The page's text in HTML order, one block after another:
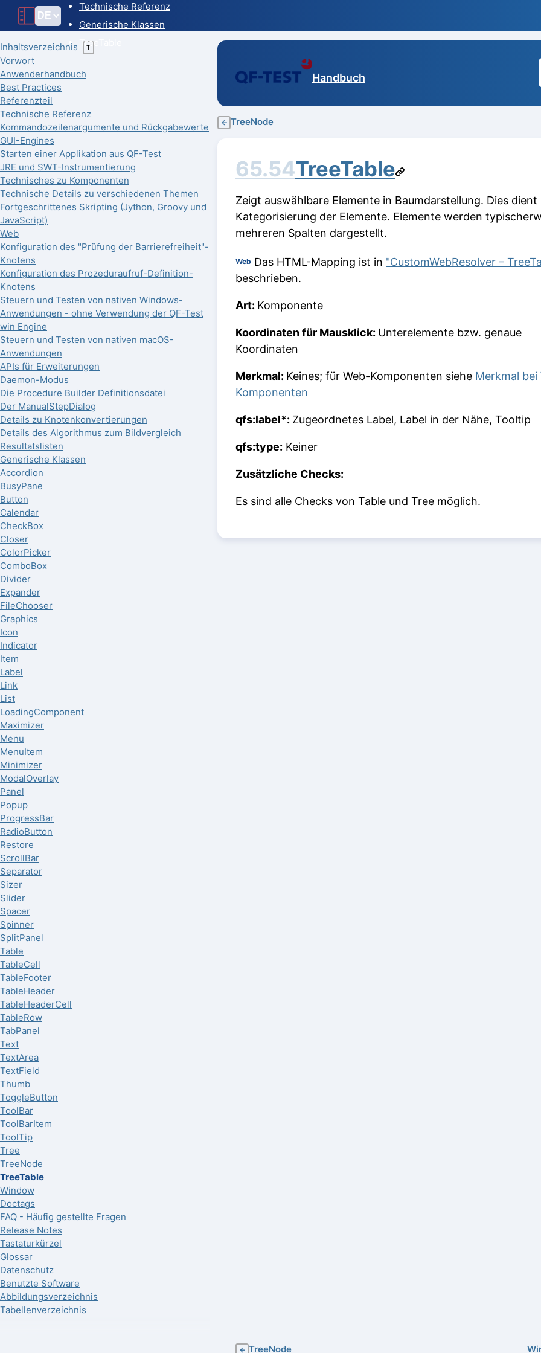
Technische Referenz
Generische Klassen
TreeTable
Handbuch
Inhaltsverzeichnis T
Vorwort
Anwenderhandbuch
Best Practices
Referenzteil
Technische Referenz
Kommandozeilenargumente und Rückgabewerte
GUI-Engines
Starten einer Applikation aus QF-Test
JRE und SWT-Instrumentierung
Technisches zu Komponenten
Technische Details zu verschiedenen Themen
Fortgeschrittenes Skripting (Jython, Groovy und
JavaScript)
Web
Konfiguration des "Prüfung der Barrierefreiheit"-
Knotens
Konfiguration des Prozeduraufruf-Definition-
Knotens
Steuern und Testen von nativen Windows-
Anwendungen - ohne Verwendung der QF-Test
win Engine
Steuern und Testen von nativen macOS-
Anwendungen
APIs für Erweiterungen
Daemon-Modus
Die Procedure Builder Definitionsdatei
Der ManualStepDialog
Details zu Knotenkonvertierungen
Details des Algorithmus zum Bildvergleich
Resultatslisten
Generische Klassen
Accordion
BusyPane
Button
Calendar
CheckBox
Closer
ColorPicker
ComboBox
Divider
Expander
FileChooser
Graphics
Icon
Indicator
Item
Label
Link
List
LoadingComponent
Maximizer
Menu
MenuItem
Minimizer
ModalOverlay
Panel
Popup
ProgressBar
RadioButton
Restore
ScrollBar
Separator
Sizer
Slider
Spacer
Spinner
SplitPanel
Table
TableCell
TableFooter
TableHeader
TableHeaderCell
TableRow
TabPanel
Text
TextArea
TextField
Thumb
ToggleButton
ToolBar
ToolBarItem
ToolTip
Tree
TreeNode
TreeTable
Window
Doctags
FAQ - Häufig gestellte Fragen
Release Notes
Tastaturkürzel
Glossar
Datenschutz
Benutzte Software
Abbildungsverzeichnis
Tabellenverzeichnis
← TreeNode
65.54TreeTable
Zeigt auswählbare Elemente in Baumdarstellung. Dies dient
Kategorisierung der Elemente. Elemente werden
mehreren Spalten dargestellt.
Web Das HTML-Mapping ist in "CustomWebResolver –
beschrieben.
Art: Komponente
Koordinaten für Mausklick: Unterelemente bzw. genaue
Koordinaten
Merkmal: Keines; für Web-Komponenten siehe Merkmal bei
Komponenten
qfs:label*: Zugeordnetes Label, Label in der Nähe, Tooltip
qfs:type: Keiner
Zusätzliche Checks:
Es sind alle Checks von Table und Tree möglich.
← TreeNode